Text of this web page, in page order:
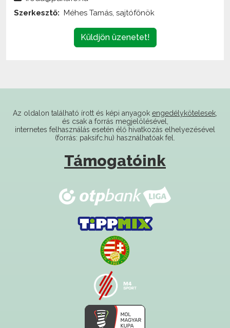
Küldjön üzenetet!
internetes felhasználás esetén élő hivatkozás elhelyezésével
(forrás: paksifc.hu) használhatóak fel.
Támogatóink